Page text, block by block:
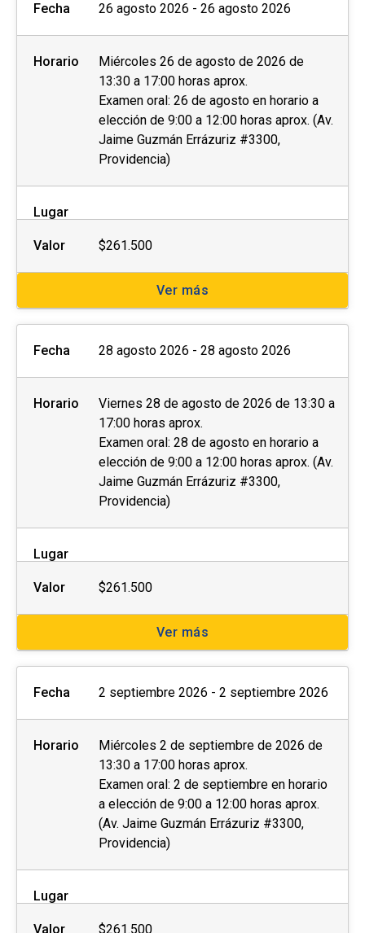
Fecha 26 agosto 2026 - 26 agosto 2026
Horario
Miércoles 26 de agosto de 2026 de
13:30 a 17:00 horas aprox.
Examen oral: 26 de agosto en horario a
elección de 9:00 a 12:00 horas aprox. (Av.
Jaime Guzmán Errázuriz #3300,
Providencia)
Lugar
Valor $261.500
Ver más
Fecha 28 agosto 2026 - 28 agosto 2026
Horario
Viernes 28 de agosto de 2026 de 13:30 a
17:00 horas aprox.
Examen oral: 28 de agosto en horario a
elección de 9:00 a 12:00 horas aprox. (Av.
Jaime Guzmán Errázuriz #3300,
Providencia)
Lugar
Valor $261.500
Ver más
Fecha 2 septiembre 2026 - 2 septiembre 2026
Horario
Miércoles 2 de septiembre de 2026 de
13:30 a 17:00 horas aprox.
Examen oral: 2 de septiembre en horario
a elección de 9:00 a 12:00 horas aprox.
(Av. Jaime Guzmán Errázuriz #3300,
Providencia)
Lugar
Valor $261.500